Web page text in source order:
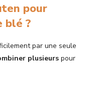
pour
blé ?
par une seule
plusieurs pour